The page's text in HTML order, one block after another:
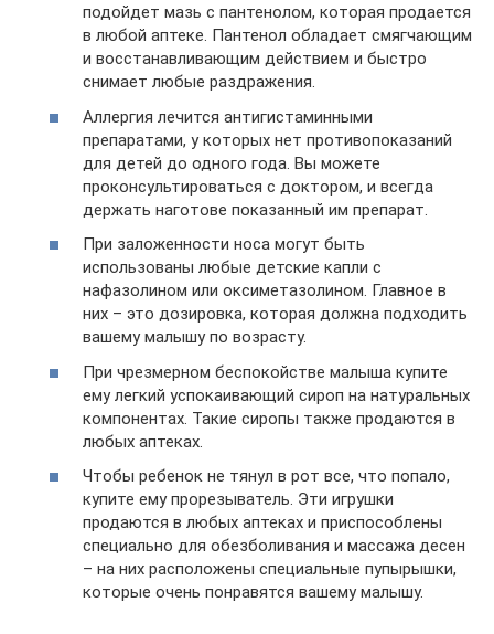
подойдет мазь с пантенолом, которая продается
в любой аптеке. Пантенол обладает смягчающим
и восстанавливающим действием и быстро
снимает любые раздражения.
Аллергия лечится антигистаминными
препаратами, у которых нет противопоказаний
для детей до одного года. Вы можете
проконсультироваться с доктором, и всегда
держать наготове показанный им препарат.
При заложенности носа могут быть
использованы любые детские капли с
нафазолином или оксиметазолином. Главное в
них – это дозировка, которая должна подходить
вашему малышу по возрасту.
При чрезмерном беспокойстве малыша купите
ему легкий успокаивающий сироп на натуральных
компонентах. Такие сиропы также продаются в
любых аптеках.
Чтобы ребенок не тянул в рот все, что попало,
купите ему прорезыватель. Эти игрушки
продаются в любых аптеках и приспособлены
специально для обезболивания и массажа десен
– на них расположены специальные пупырышки,
которые очень понравятся вашему малышу.